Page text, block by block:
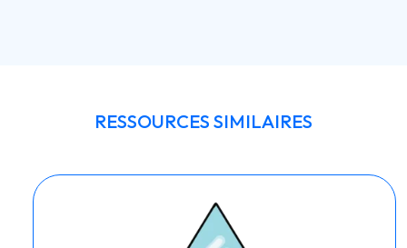
RESSOURCES SIMILAIRES